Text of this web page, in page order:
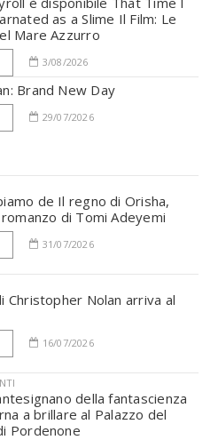
as a Slime Il Film: Le
Mare Azzurro
3/08/2026
Brand New Day
29/07/2026
de Il regno di Orisha,
di Tomi Adeyemi
31/07/2026
Christopher Nolan arriva al
16/07/2026
della fantascienza
a brillare al Palazzo del
Pordenone